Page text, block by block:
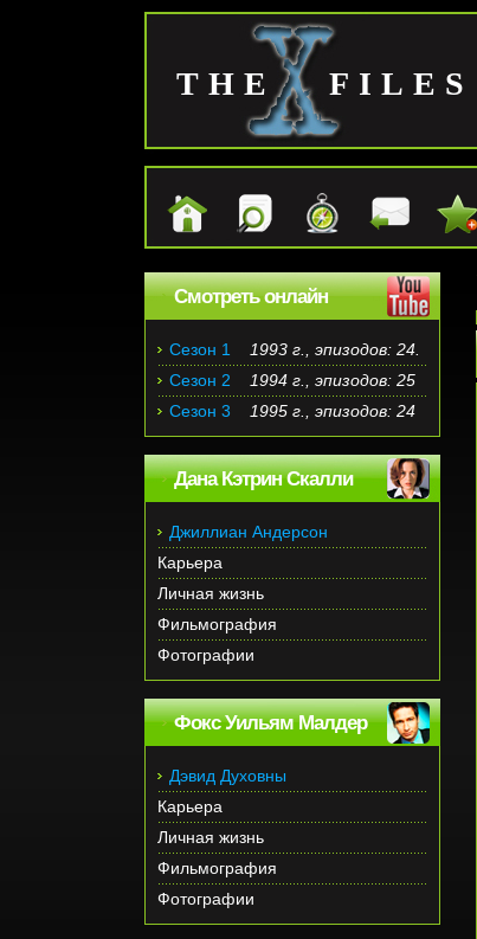
THE FILES
Смотреть онлайн
Сезон 1
1993 г., эпизодов: 24.
Сезон 2
1994 г., эпизодов: 25
Сезон 3
1995 г., эпизодов: 24
Дана Кэтрин Скалли
Джиллиан Андерсон
Карьера
Личная жизнь
Фильмография
Фотографии
Фокс Уильям Малдер
Дэвид Духовны
Карьера
Личная жизнь
Фильмография
Фотографии